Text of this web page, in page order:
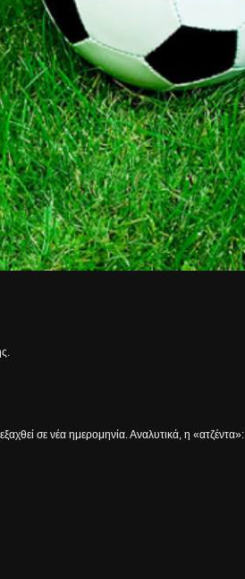
σε νέα ημερομηνία. Αναλυτικά, η «ατζέντα»: